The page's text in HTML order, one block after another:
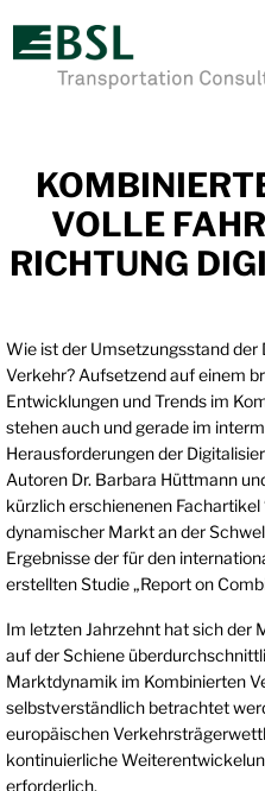
VOLLE
RICHTUNG
Wie ist der Umsetzungsstand
Verkehr? Aufsetzend auf einem
Entwicklungen und Trends im
stehen auch und gerade im
Herausforderungen der
Autoren Dr. Barbara Hüttmann
kürzlich erschienenen
dynamischer Markt an der
Ergebnisse der für den
erstellten Studie „Report on
Im letzten Jahrzehnt hat sich der
auf der Schiene
Marktdynamik im Kombinierten
selbstverständlich betrachtet
europäischen
kontinuierliche
erforderlich.